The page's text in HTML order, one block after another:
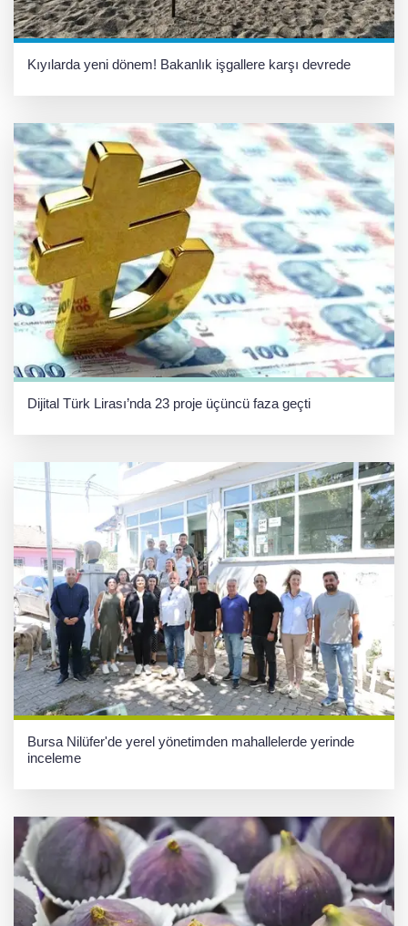
Kıyılarda yeni dönem! Bakanlık işgallere karşı devrede
Dijital Türk Lirası’nda 23 proje üçüncü faza geçti
Bursa Nilüfer'de yerel yönetimden mahallelerde yerinde
inceleme